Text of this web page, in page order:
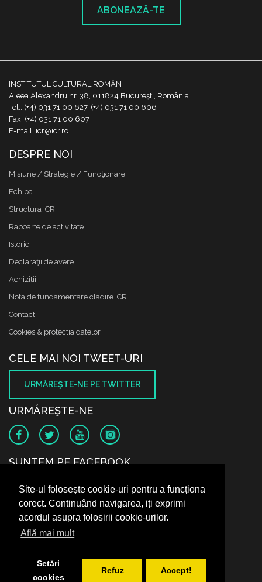
Site-ul folosește cookie-uri pentru a funcționa
corect. Continuând navigarea, iți exprimi
acordul asupra folosirii cookie-urilor.
Află mai mult
Setări
cookies
Refuz Accept!
ABONEAZĂ-TE
INSTITUTUL CULTURAL ROMÂN
Aleea Alexandru nr. 38, 011824 București, România
Tel.: (+4) 031 71 00 627, (+4) 031 71 00 606
Fax: (+4) 031 71 00 607
E-mail: icr@icr.ro
DESPRE NOI
Misiune / Strategie / Funcţionare
Echipa
Structura ICR
Rapoarte de activitate
Istoric
Declaraţii de avere
Achizitii
Nota de fundamentare cladire ICR
Contact
Cookies & protectia datelor
CELE MAI NOI TWEET-URI
URMĂREŞTE-NE PE TWITTER
URMĂREŞTE-NE
SUNTEM PE FACEBOOK